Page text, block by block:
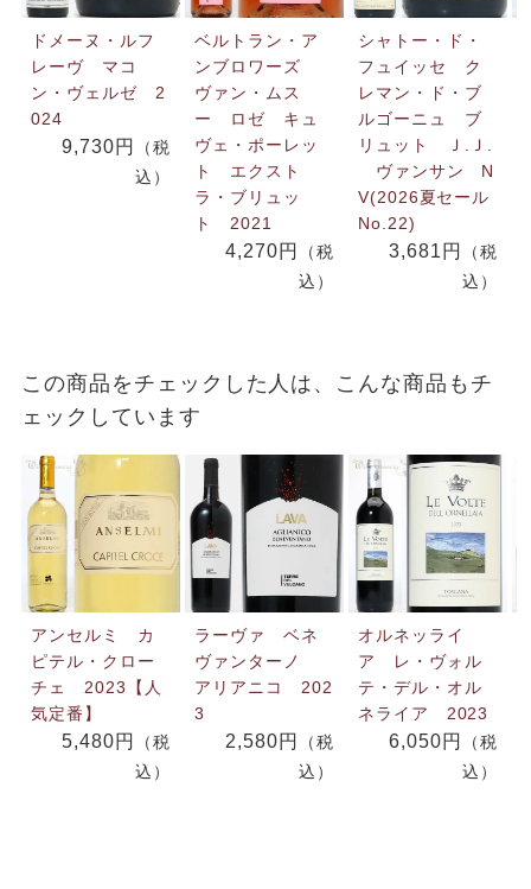
ドメーヌ・ルフ
レーヴ マコ
ン・ヴェルゼ 2
024
9,730円
（税
込）
ベルトラン・ア
ンブロワーズ
ヴァン・ムス
ー ロゼ キュ
ヴェ・ポーレッ
ト エクスト
ラ・ブリュッ
ト 2021
4,270円
（税
込）
シャトー・ド・
フュイッセ ク
レマン・ド・ブ
ルゴーニュ ブ
リュット Ｊ.Ｊ.
ヴァンサン N
V(2026夏セール
No.22)
3,681円
（税
込）
この商品をチェックした人は、こんな商品もチ
ェックしています
アンセルミ カ
ピテル・クロー
チェ 2023【人
気定番】
5,480円
（税
込）
ラーヴァ ベネ
ヴァンターノ
アリアニコ 202
3
2,580円
（税
込）
オルネッライ
ア レ・ヴォル
テ・デル・オル
ネライア 2023
6,050円
（税
込）